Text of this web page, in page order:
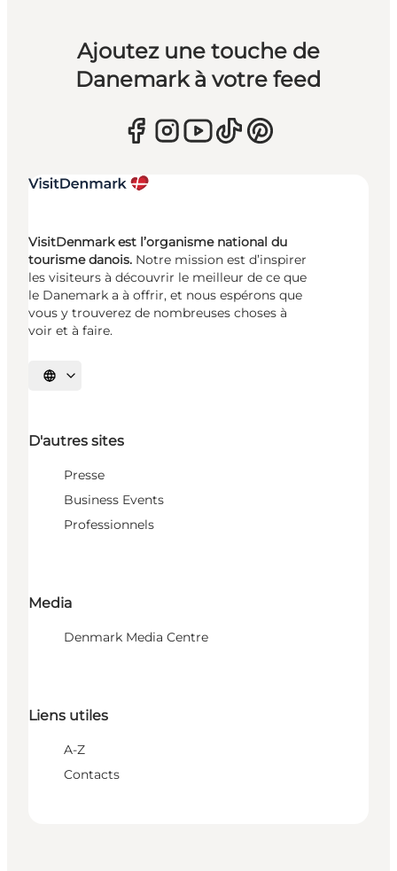
Ajoutez une touche de
Danemark à votre feed
VisitDenmark est l’organisme national du
tourisme danois. Notre mission est d’inspirer
les visiteurs à découvrir le meilleur de ce que
le Danemark a à offrir, et nous espérons que
vous y trouverez de nombreuses choses à
voir et à faire.
Choisissez la langue
D'autres sites
Presse
Business Events
Professionnels
Media
Denmark Media Centre
Liens utiles
A-Z
Contacts